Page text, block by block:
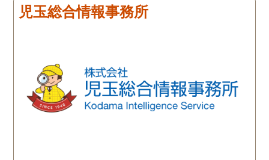
児玉総合情報事務所